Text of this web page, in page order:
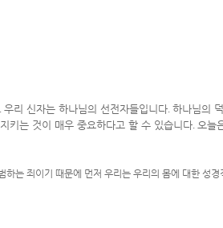
. 우리 신자는 하나님의 선전자들입니다. 하나님의
키는 것이 매우 중요하다고 할 수 있습니다. 오늘
하는 죄이기 때문에 먼저 우리는 우리의 몸에 대한 성